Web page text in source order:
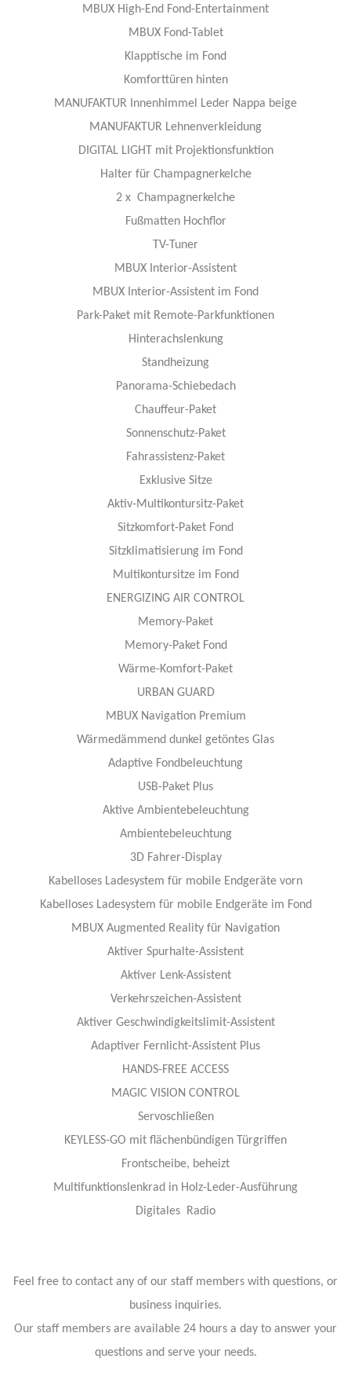
MBUX High-End Fond-Entertainment
MBUX Fond-Tablet
Klapptische im Fond
Komforttüren hinten
MANUFAKTUR Innenhimmel Leder Nappa beige
MANUFAKTUR Lehnenverkleidung​
DIGITAL LIGHT mit Projektionsfunktion
Halter für Champagnerkelche
2 x Champagnerkelche
Fußmatten Hochflor
TV-Tuner
MBUX Interior-Assistent
MBUX Interior-Assistent im Fond
Park-Paket mit Remote-Parkfunktionen
Hinterachslenkung
Standheizung
Panorama-Schiebedach
Chauffeur-Paket
Sonnenschutz-Paket
Fahrassistenz-Paket
Exklusive Sitze
Aktiv-Multikontursitz-Paket
Sitzkomfort-Paket Fond
Sitzklimatisierung im Fond
Multikontursitze im Fond
ENERGIZING AIR CONTROL
Memory-Paket
Memory-Paket Fond
Wärme-Komfort-Paket
URBAN GUARD
MBUX Navigation Premium
Wärmedämmend dunkel getöntes Glas
Adaptive Fondbeleuchtung
USB-Paket Plus
Aktive Ambientebeleuchtung
Ambientebeleuchtung
3D Fahrer-Display
Kabelloses Ladesystem für mobile Endgeräte vorn
Kabelloses Ladesystem für mobile Endgeräte im Fond
MBUX Augmented Reality für Navigation
Aktiver Spurhalte-Assistent
Aktiver Lenk-Assistent
Verkehrszeichen-Assistent
Aktiver Geschwindigkeitslimit-Assistent
Adaptiver Fernlicht-Assistent Plus
HANDS-FREE ACCESS
MAGIC VISION CONTROL
Servoschließen
KEYLESS-GO mit flächenbündigen Türgriffen
Frontscheibe, beheizt
Multifunktionslenkrad in Holz-Leder-Ausführung
Digitales Radio
Feel free to contact any of our staff members with questions, or
business inquiries.
Our staff members are available 24 hours a day to answer your
questions and serve your needs.